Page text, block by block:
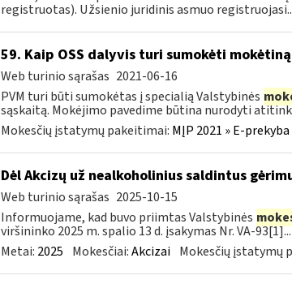
registruotas). Užsienio juridinis asmuo
59. Kaip OSS dalyvis turi sumokėti mokėtiną
Web turinio sąrašas 2021-06-16
PVM turi būti sumokėtas į specialią Valstybinės
sąskaitą. Mokėjimo pavedime būtina nurodyti
Mokesčių įstatymų pakeitimai: MĮP 2021 » E-
Dėl Akcizų už nealkoholinius saldintus
Web turinio sąrašas 2025-10-15
Informuojame, kad buvo priimtas Valstybinės
viršininko 2025 m. spalio 13 d. įsakymas Nr. VA-93[1]...
Metai: 2025 Mokesčiai:Akcizai Mokesčių įstatymų